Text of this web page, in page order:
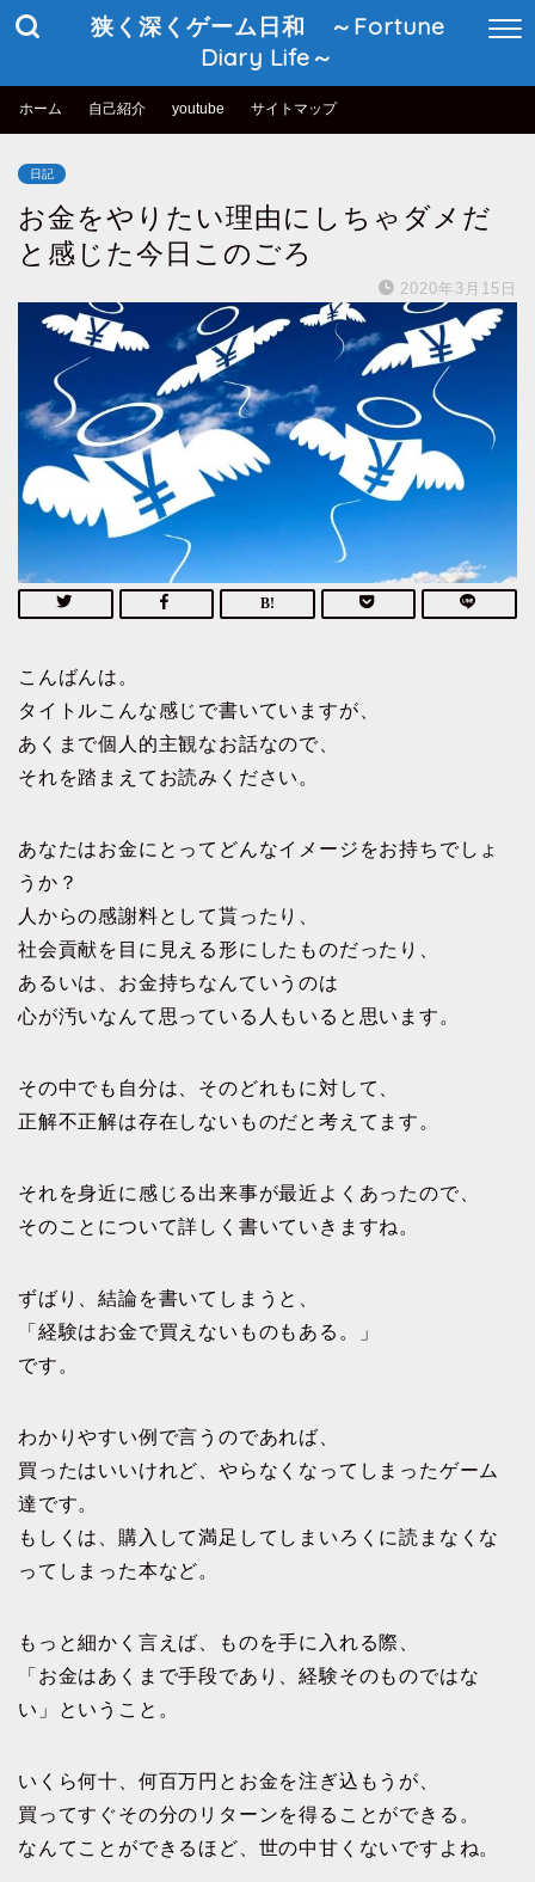
狭く深くゲーム日和 ～Fortune
Diary Life～
ホーム 自己紹介 youtube サイトマップ
日記
お金をやりたい理由にしちゃダメだ
と感じた今日このごろ
2020年3月15日
こんばんは。
タイトルこんな感じで書いていますが、
あくまで個人的主観なお話なので、
それを踏まえてお読みください。
あなたはお金にとってどんなイメージをお持ちでしょ
うか？
人からの感謝料として貰ったり、
社会貢献を目に見える形にしたものだったり、
あるいは、お金持ちなんていうのは
心が汚いなんて思っている人もいると思います。
その中でも自分は、そのどれもに対して、
正解不正解は存在しないものだと考えてます。
それを身近に感じる出来事が最近よくあったので、
そのことについて詳しく書いていきますね。
ずばり、結論を書いてしまうと、
「経験はお金で買えないものもある。」
です。
わかりやすい例で言うのであれば、
買ったはいいけれど、やらなくなってしまったゲーム
達です。
もしくは、購入して満足してしまいろくに読まなくな
ってしまった本など。
もっと細かく言えば、ものを手に入れる際、
「お金はあくまで手段であり、経験そのものではな
い」ということ。
いくら何十、何百万円とお金を注ぎ込もうが、
買ってすぐその分のリターンを得ることができる。
なんてことができるほど、世の中甘くないですよね。